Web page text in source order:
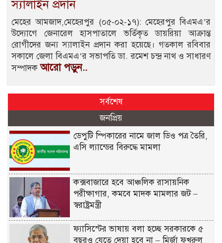
স্যালাইন প্রদান
মেহের আমজাদ,মেহেরপুর (০৫-০২-১৭): মেহেরপুর বিএমএ’র
উদ্যোগে জেনারেল হাসপাতালে ভর্তিকৃত ডায়রিয়া আক্রান্ত
রোগীদের জন্য স্যালাইন প্রদান করা হয়েছে। গতকাল রবিবার
সকালে জেলা বিএমএ’র সভাপতি ডা. রমেশ চন্দ্র নাথ ও সাধারণ
সম্পাদকআরো পড়ুন..
সর্বশেষ
জনপ্রিয়
ডেপুটি স্পিকারের নামে জাল ডিও পত্র তৈরি,
এসি ল্যান্ডের বিরুদ্ধে মামলা
কক্সবাজারে হবে আঞ্চলিক রাসায়নিক
পরীক্ষাগার, কমবে মাদক মামলার জট –
স্বরাষ্ট্রমন্ত্রী
ফ্যাসিস্টের ভাষায় বলা হচ্ছে সরকারকে ৫
বছরও যেতে দেয়া হবে না – মির্জা ফখরুল